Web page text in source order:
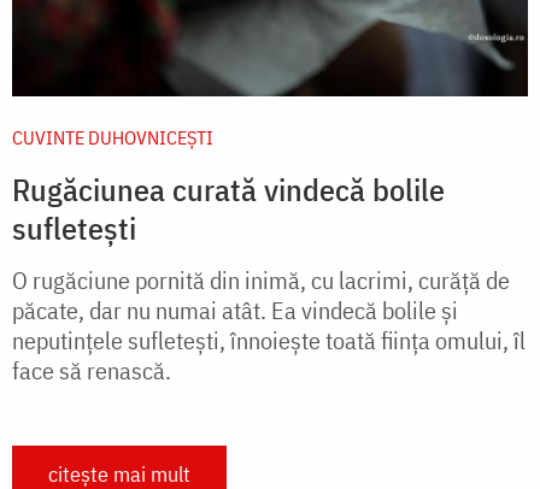
CUVINTE DUHOVNICEȘTI
Rugăciunea curată vindecă bolile
sufletești
O rugăciune pornită din inimă, cu lacrimi, curăță de
păcate, dar nu numai atât. Ea vindecă bolile și
neputințele sufletești, înnoiește toată ființa omului, îl
face să renască.
citește mai mult